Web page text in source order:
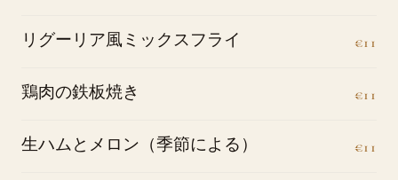
リグーリア風ミックスフライ €11
鶏肉の鉄板焼き €11
生ハムとメロン（季節による） €11